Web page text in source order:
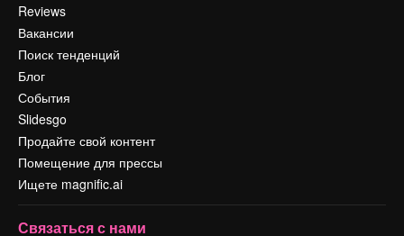
Reviews
Вакансии
Поиск тенденций
Блог
События
Slidesgo
Продайте свой контент
Помещение для прессы
Ищете magnific.ai
Связаться с нами